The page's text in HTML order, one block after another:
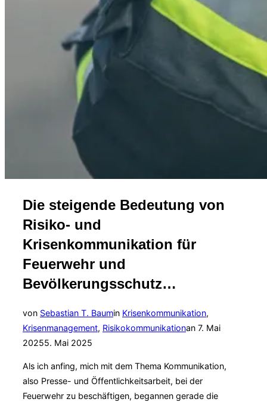
Die steigende Bedeutung von
Risiko- und
Krisenkommunikation für
Feuerwehr und
Bevölkerungsschutz…
von Sebastian T. Baumin Krisenkommunikation,
Krisenmanagement, Risikokommunikationan Veröffentlicht
7. Mai
20255. Mai 2025
Als ich anfing, mich mit dem Thema Kommunikation,
also Presse- und Öffentlichkeitsarbeit, bei der
Feuerwehr zu beschäftigen, begannen gerade die